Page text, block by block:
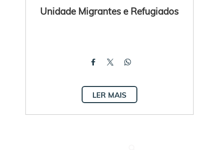
Unidade Migrantes e Refugiados
LER MAIS